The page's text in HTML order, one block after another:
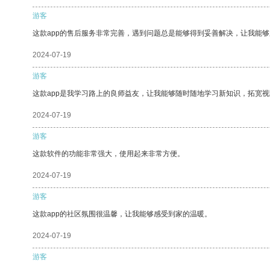
游客
这款app的售后服务非常完善，遇到问题总是能够得到妥善解决，让我能够
2024-07-19
游客
这款app是我学习路上的良师益友，让我能够随时随地学习新知识，拓宽视
2024-07-19
游客
这款软件的功能非常强大，使用起来非常方便。
2024-07-19
游客
这款app的社区氛围很温馨，让我能够感受到家的温暖。
2024-07-19
游客